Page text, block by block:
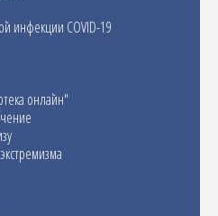
инфекции COVID-19
онлайн"